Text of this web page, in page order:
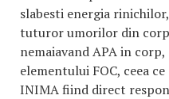
slabesti energia
tuturor umorilor din
nemaiavand APA in
elementului FOC, ceea
INIMA fiind direct